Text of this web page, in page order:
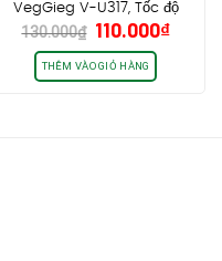
VegGieg V-U317, Tốc độ
5gbps, dây nhựa PVC, mạ
Crom
130.000₫ Giá
gốc
là:
130.000₫.
110.000₫Giá
THÊM VÀO GIỎ HÀNG